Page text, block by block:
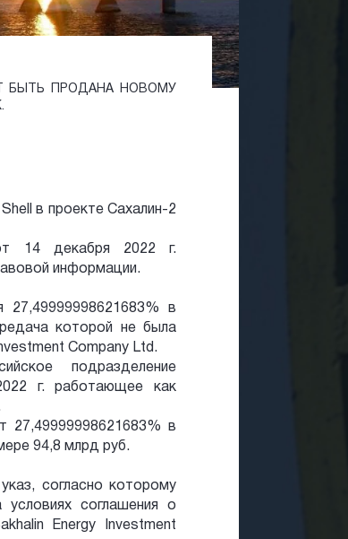
БЫТЬ ПРОДАНА НОВОМУ
в проекте Сахалин-2
14 декабря 2022 г.
информации.
в
которой не была
Company Ltd.
подразделение
г. работающее как
27,49999998621683% в
94,8 млрд руб.
согласно которому
условиях соглашения о
Energy Investment